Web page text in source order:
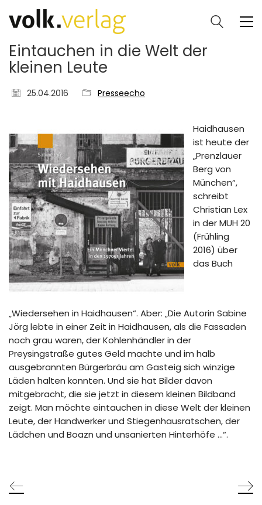
Eintauchen in die Welt der
kleinen Leute
25.04.2016 Presseecho
Haidhausen
ist heute der
„Prenzlauer
Berg von
München“,
schreibt
Christian Lex
in der MUH 20
(Frühling
2016) über
das Buch
„Wiedersehen in Haidhausen“. Aber: „Die Autorin Sabine
Jörg lebte in einer Zeit in Haidhausen, als die Fassaden
noch grau waren, der Kohlenhändler in der
Preysingstraße gutes Geld machte und im halb
ausgebrannten Bürgerbräu am Gasteig sich winzige
Läden halten konnten. Und sie hat Bilder davon
mitgebracht, die sie jetzt in diesem kleinen Bildband
zeigt. Man möchte eintauchen in diese Welt der kleinen
Leute, der Handwerker und Stiegenhausratschen, der
Lädchen und Boazn und unsanierten Hinterhöfe …“.